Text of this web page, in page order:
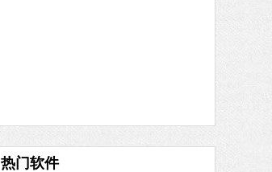
热门软件
软件大小：97.74 MB